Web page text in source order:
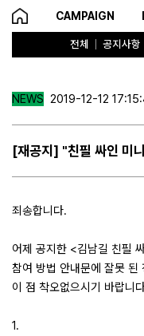
CAMPAIGN
전체 공지사항
NEWS 2019-12-12
[재공지] "친필 싸인 미
죄송합니다.
어제 공지한 <김남길 친필
참여 방법 안내문에 잘못 된
이 점 착오없으시기 바랍니
1.